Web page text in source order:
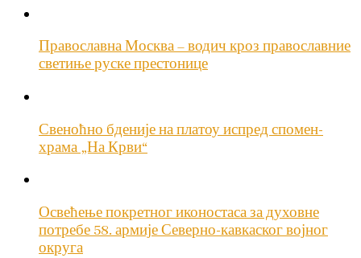
Православна Москва – водич кроз православние
светиње руске престонице
Свеноћно бденије на платоу испред спомен-
храма „На Крви“
Освећење покретног иконостаса за духовне
потребе 58. армије Северно-кавкаског војног
округа